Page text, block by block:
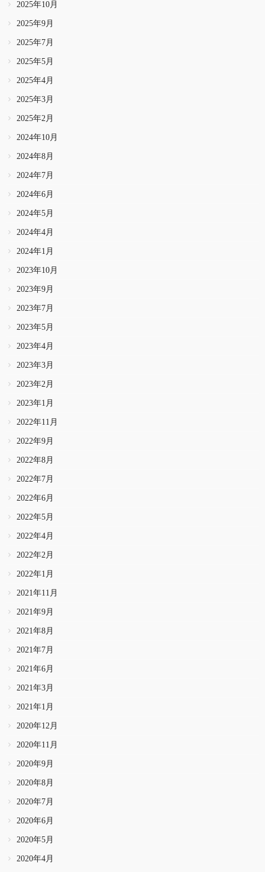
2025年10月
2025年9月
2025年7月
2025年5月
2025年4月
2025年3月
2025年2月
2024年10月
2024年8月
2024年7月
2024年6月
2024年5月
2024年4月
2024年1月
2023年10月
2023年9月
2023年7月
2023年5月
2023年4月
2023年3月
2023年2月
2023年1月
2022年11月
2022年9月
2022年8月
2022年7月
2022年6月
2022年5月
2022年4月
2022年2月
2022年1月
2021年11月
2021年9月
2021年8月
2021年7月
2021年6月
2021年3月
2021年1月
2020年12月
2020年11月
2020年9月
2020年8月
2020年7月
2020年6月
2020年5月
2020年4月